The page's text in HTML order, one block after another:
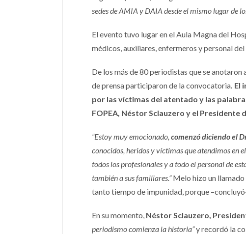
sedes de AMIA y DAIA desde el mismo lugar de
El evento tuvo lugar en el Aula Magna del
médicos, auxiliares, enfermeros y personal
De los más de 80 periodistas que se anotaron
de prensa participaron de la convocatoria. El
por las víctimas del atentado y las
FOPEA, Néstor Sclauzero y el Presidente
“Estoy muy emocionado, comenzó diciendo el
conocidos, heridos y víctimas que atendimos en
todos los profesionales y a todo el personal de
también a sus familiares.”Melo hizo un llamado
tanto tiempo de impunidad, porque
En su momento, Néstor Sclauzero,
periodismo comienza la historia”y recordó la